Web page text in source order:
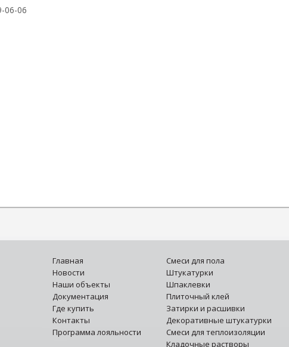
06-06
Главная
Новости
Наши объекты
Документация
Где купить
Контакты
Программа лояльности
Смеси для пола
Штукатурки
Шпаклевки
Плиточный клей
Затирки и расшивки
Декоративные штукатурки
Смеси для теплоизоляции
Кладочные растворы